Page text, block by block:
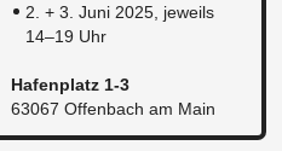
2. + 3. Juni 2025, je­weils
14–19 Uhr
Ha­fen­platz 1-3
63067 Of­fen­bach am Main